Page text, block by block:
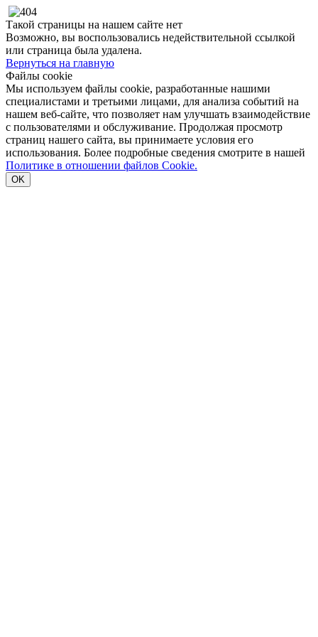
Такой страницы на нашем сайте нет
Возможно, вы воспользовались недействительной ссылкой
или страница была удалена.
Вернуться на главную
Файлы cookie
Мы используем файлы cookie, разработанные нашими
специалистами и третьими лицами, для анализа событий на
нашем веб-сайте, что позволяет нам улучшать взаимодействие
с пользователями и обслуживание. Продолжая просмотр
страниц нашего сайта, вы принимаете условия его
использования. Более подробные сведения смотрите в нашей
Политике в отношении файлов Cookie.
OK